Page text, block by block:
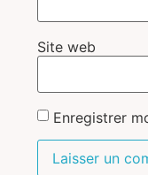
Site web
Enregistrer